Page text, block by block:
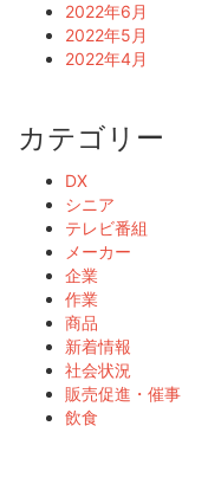
2022年6月
2022年5月
2022年4月
カテゴリー
DX
シニア
テレビ番組
メーカー
企業
作業
商品
新着情報
社会状況
販売促進・催事
飲食